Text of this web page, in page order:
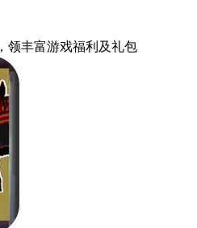
，领丰富游戏福利 及礼包